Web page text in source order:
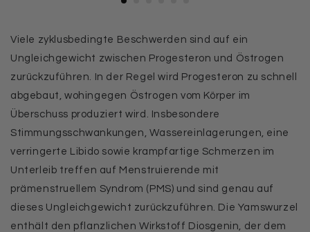
Viele zyklusbedingte Beschwerden sind auf ein
Ungleichgewicht zwischen Progesteron und Östrogen
zurückzuführen. In der Regel wird Progesteron zu schnell
abgebaut, wohingegen Östrogen vom Körper im
Überschuss produziert wird. Insbesondere
Stimmungsschwankungen, Wassereinlagerungen, eine
verringerte Libido sowie krampfartige Schmerzen im
Unterleib treffen auf Menstruierende mit
prämenstruellem Syndrom (PMS) und sind genau auf
dieses Ungleichgewicht zurückzuführen. Die Yamswurzel
enthält den pflanzlichen Wirkstoff Diosgenin, der dem